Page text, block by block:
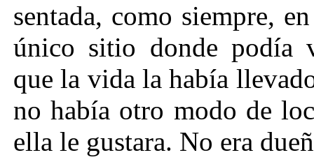
sentada, como siempre,
único sitio donde podía
que la vida la había
no había otro modo de
ella le gustara. No era